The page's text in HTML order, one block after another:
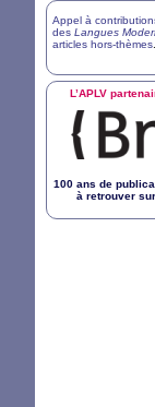
Appel à
des Langues
articles hors-thèmes
L’APLV
100 ans de
à retrouver